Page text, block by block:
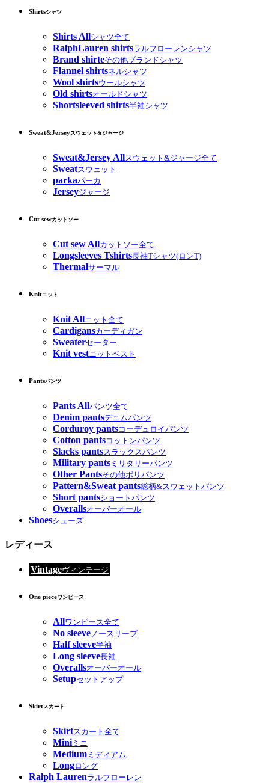
Shirtsシャツ
Shirts Allシャツ全て
RalphLauren shirtsラルフローレンシャツ
Brand shirteその他ブランドシャツ
Flannel shirtsネルシャツ
Wool shirtsウールシャツ
Old shirtsオールドシャツ
Shortsleeved shirts半袖シャツ
Sweat&Jerseyスウェット&ジャージ
Sweat&Jersey Allスウェット&ジャージ全て
Sweatスウェット
parkaパーカ
Jerseyジャージ
Cut sewカットソー
Cut sew Allカットソー全て
Longsleeves Tshirts長袖Tシャツ(ロンT)
Thermalサーマル
Knitニット
Knit Allニット全て
Cardigansカーディガン
Sweaterセーター
Knit vestニットベスト
Pantsパンツ
Pants Allパンツ全て
Denim pantsデニムパンツ
Corduroy pantsコーデュロイパンツ
Cotton pantsコットンパンツ
Slacks pantsスラックスパンツ
Military pants ミリタリーパンツ
Other Pantsその他ポリパンツ
Pattern&Sweat pants総柄&スウェットパンツ
Short pantsショートパンツ
Overallsオーバーオール
Shoesシューズ
レディース
Vintageヴィンテージ
One pieceワンピース
Allワンピース全て
No sleeveノースリーブ
Half sleeve半袖
Long sleeve長袖
Overallsオーバーオール
Setupセットアップ
Skirtスカート
Skirtスカート全て
Miniミニ
Medium ミディアム
Longロング
Ralph Laurenラルフローレン